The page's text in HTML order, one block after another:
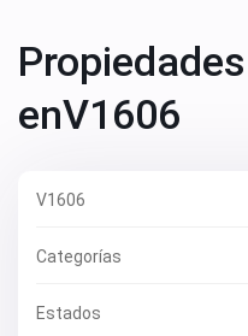
enV1606
V1606
Categorías
Estados